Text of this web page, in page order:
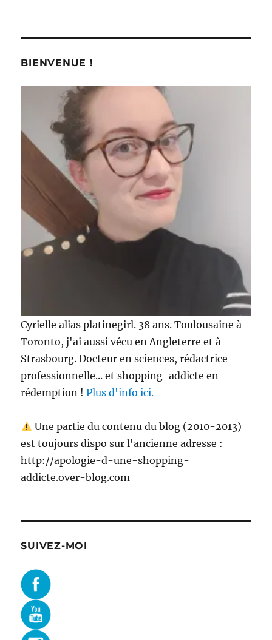
BIENVENUE !
Cyrielle alias platinegirl. 38 ans. Toulousaine à
Toronto, j'ai aussi vécu en Angleterre et à
Strasbourg. Docteur en sciences, rédactrice
professionnelle... et shopping-addicte en
rédemption !Plus d'info ici.
Une partie du contenu du blog (2010-2013)
est toujours dispo sur l'ancienne adresse :
http://apologie-d-une-shopping-
addicte.over-blog.com
SUIVEZ-MOI